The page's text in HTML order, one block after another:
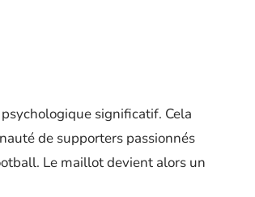
significatif. Cela
de supporters passionnés
Le maillot devient alors un